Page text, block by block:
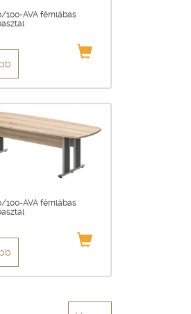
100-AVA fémlábas
100-AVA fémlábas